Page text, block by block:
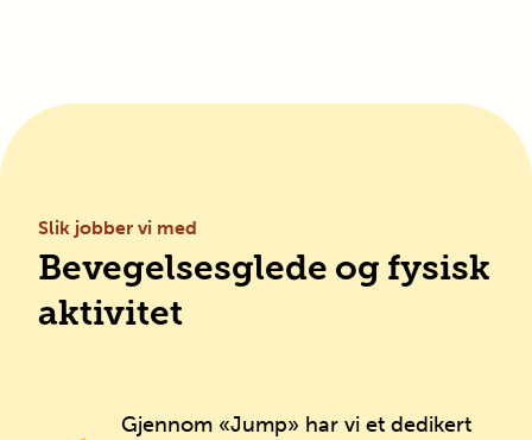
Slik jobber vi med
Bevegelsesglede og fysisk
aktivitet
Gjennom «Jump» har vi et dedikert